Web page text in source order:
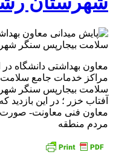
معاون بهداشتی دانشگاه در
مراکز خدمات جامع
سلامت بیجارپس سنگر
آفتاب خزر ؛ در این
معاون فنی معاونت- صورت
مردم منطقه